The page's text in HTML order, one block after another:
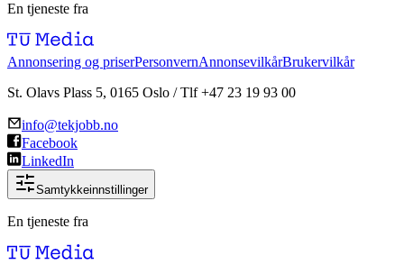
En tjeneste fra
Annonsering og priserPersonvernAnnonsevilkårBrukervilkår
St. Olavs Plass 5, 0165 Oslo / Tlf +47 23 19 93 00
info@tekjobb.no
Facebook
LinkedIn
Samtykkeinnstillinger
En tjeneste fra